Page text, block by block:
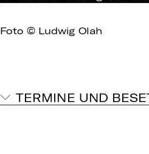
Foto © Ludwig Olah
TERMINE UND